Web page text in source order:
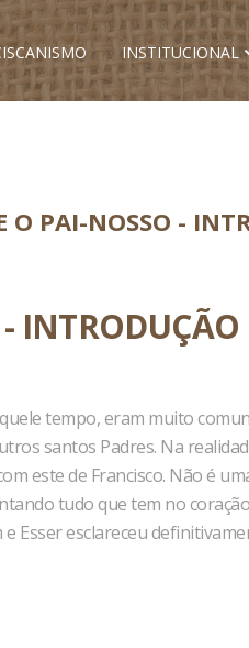
INSTITUCIONAL
O PAI-NOSSO -
INTRODUÇÃO
tempo, eram muito
santos Padres. Na
este de Francisco. Não é
tudo que tem no
Esser esclareceu